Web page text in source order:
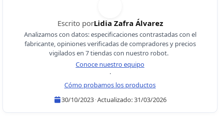
Escrito porLidia Zafra Álvarez
Analizamos con datos: especificaciones contrastadas con el
fabricante, opiniones verificadas de compradores y precios
vigilados en 7 tiendas con nuestro robot.
Conoce nuestro equipo
·
Cómo probamos los productos
30/10/2023·Actualizado:31/03/2026